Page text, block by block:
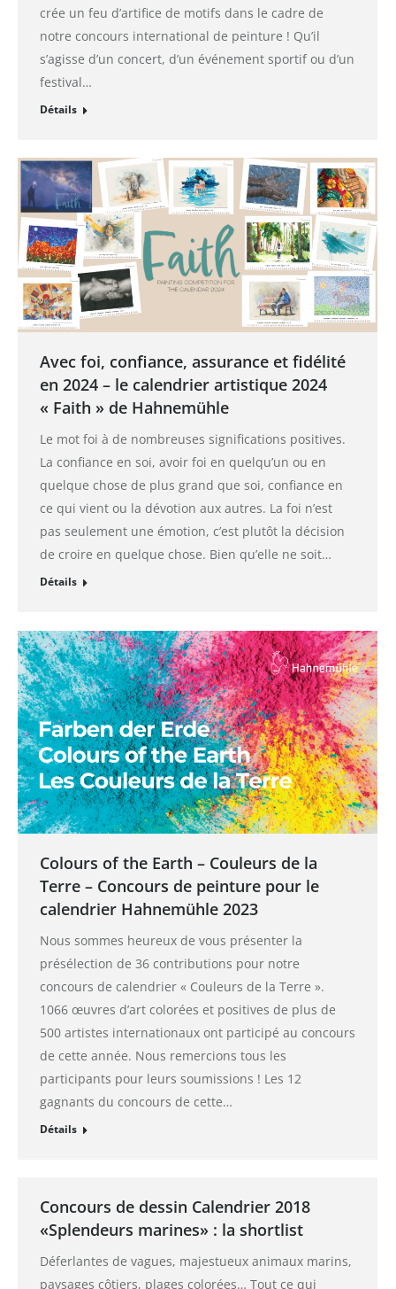
crée un feu d’artifice de motifs dans le cadre de
notre concours international de peinture ! Qu’il
s’agisse d’un concert, d’un événement sportif ou d’un
festival…
Détails
Avec foi, confiance, assurance et fidélité
en 2024 – le calendrier artistique 2024
« Faith » de Hahnemühle
Le mot foi à de nombreuses significations positives.
La confiance en soi, avoir foi en quelqu’un ou en
quelque chose de plus grand que soi, confiance en
ce qui vient ou la dévotion aux autres. La foi n’est
pas seulement une émotion, c’est plutôt la décision
de croire en quelque chose. Bien qu’elle ne soit…
Détails
Colours of the Earth – Couleurs de la
Terre – Concours de peinture pour le
calendrier Hahnemühle 2023
Nous sommes heureux de vous présenter la
présélection de 36 contributions pour notre
concours de calendrier « Couleurs de la Terre ».
1066 œuvres d’art colorées et positives de plus de
500 artistes internationaux ont participé au concours
de cette année. Nous remercions tous les
participants pour leurs soumissions ! Les 12
gagnants du concours de cette…
Détails
Concours de dessin Calendrier 2018
«Splendeurs marines» : la shortlist
Déferlantes de vagues, majestueux animaux marins,
paysages côtiers, plages colorées… Tout ce qui